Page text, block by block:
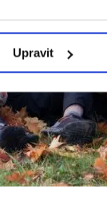
Upravit